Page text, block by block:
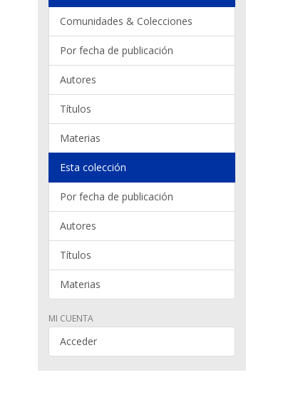
Comunidades & Colecciones
Por fecha de publicación
Autores
Títulos
Materias
Esta colección
Por fecha de publicación
Autores
Títulos
Materias
MI CUENTA
Acceder